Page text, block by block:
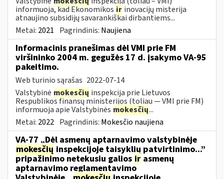
informuoja, kad Ekonomikos ir inovacijų misterija
atnaujino subsidijų savarankiškai dirbantiems...
Metai: 2021 Pagrindinis: Naujiena
Informacinis pranešimas dėl VMI prie FM
viršininko 2004 m. gegužės 17 d. įsakymo VA-95
pakeitimo.
Web turinio sąrašas 2022-07-14
Valstybinė mokesčių inspekcija prie Lietuvos
Respublikos finansų ministerijos (toliau ― VMI prie FM)
informuoja apie Valstybinės mokesčių...
Metai: 2022 Pagrindinis: Mokesčio naujiena
VA-77 „Dėl asmenų aptarnavimo valstybinėje
mokesčių inspekcijoje taisyklių patvirtinimo...”
pripažinimo netekusiu galios ir asmenų
aptarnavimo reglamentavimo